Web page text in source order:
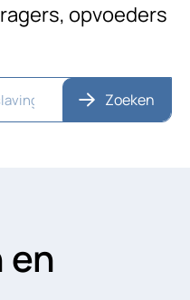
opvoeders
Zoeken
en